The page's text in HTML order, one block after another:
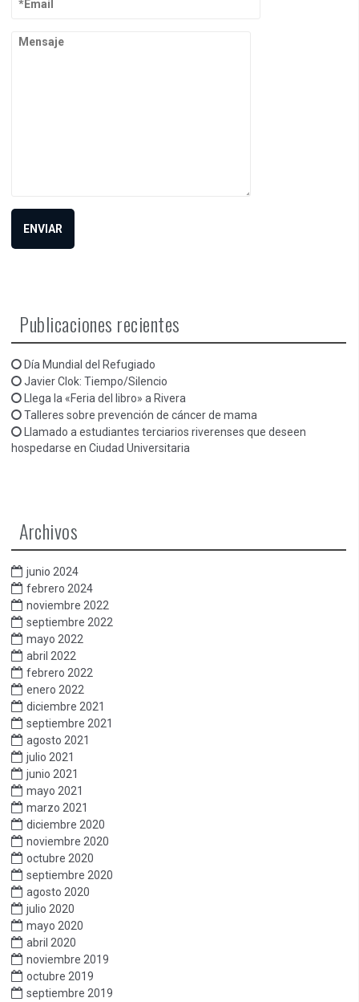
Publicaciones recientes
Día Mundial del Refugiado
Javier Clok: Tiempo/Silencio
Llega la «Feria del libro» a Rivera
Talleres sobre prevención de cáncer de mama
Llamado a estudiantes terciarios riverenses que deseen
hospedarse en Ciudad Universitaria
Archivos
junio 2024
febrero 2024
noviembre 2022
septiembre 2022
mayo 2022
abril 2022
febrero 2022
enero 2022
diciembre 2021
septiembre 2021
agosto 2021
julio 2021
junio 2021
mayo 2021
marzo 2021
diciembre 2020
noviembre 2020
octubre 2020
septiembre 2020
agosto 2020
julio 2020
mayo 2020
abril 2020
noviembre 2019
octubre 2019
septiembre 2019